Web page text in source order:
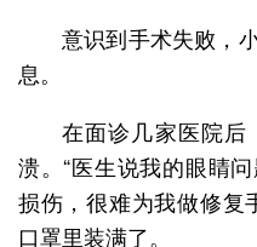
意识到手术失败，
息。
在面诊几家医院后
溃。“医生说我的眼睛
损伤，很难为我做修复
口罩里装满了。